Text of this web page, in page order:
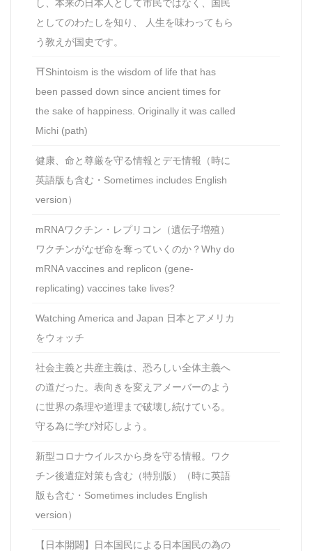
し、本来の日本人として市民ではなく、国民
としてのわたしを知り、 人生を味わってもら
う教えが国史です。
⛩Shintoism is the wisdom of life that has
been passed down since ancient times for
the sake of happiness. Originally it was called
Michi (path)
健康、命と尊厳を守る情報とデモ情報（時に
英語版も含む・Sometimes includes English
version）
mRNAワクチン・レプリコン（遺伝子増殖）
ワクチンがなぜ命を奪っていくのか？Why do
mRNA vaccines and replicon (gene-
replicating) vaccines take lives?
Watching America and Japan 日本とアメリカ
をウォッチ
社会主義と共産主義は、恐ろしい全体主義へ
の道だった。表向きを変えアメーバーのよう
に世界の条理や道理まで破壊し続けている。
守る為に学び対応しよう。
新型コロナウイルスから身を守る情報。ワク
チン後遺症対策も含む（特別版）（時に英語
版も含む・Sometimes includes English
version）
【日本開闢】日本国民による日本国民の為の